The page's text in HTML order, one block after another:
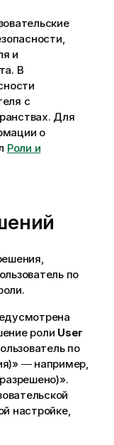
и
В
с
Для
о
Роли и
по
роли User
по
― например,
настройке,